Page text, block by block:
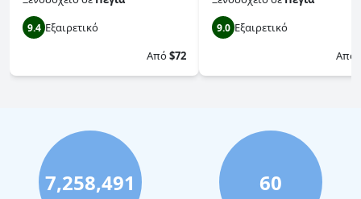
9.4 Εξαιρετικό
Από$72
9.0 Εξαιρετικό
Από
7,258,491 60